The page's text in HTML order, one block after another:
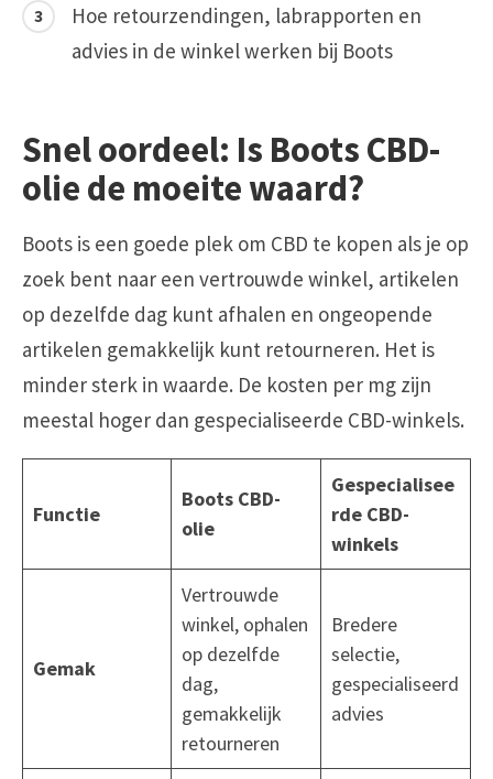
Hoe retourzendingen, labrapporten en
advies in de winkel werken bij Boots
Snel oordeel: Is Boots CBD-
olie de moeite waard?
Boots is een goede plek om CBD te kopen als je op
zoek bent naar een vertrouwde winkel, artikelen
op dezelfde dag kunt afhalen en ongeopende
artikelen gemakkelijk kunt retourneren. Het is
minder sterk in waarde. De kosten per mg zijn
meestal hoger dan gespecialiseerde CBD-winkels.
Functie
Boots CBD-
olie
Gespecialisee
rde CBD-
winkels
Gemak
Vertrouwde
winkel, ophalen
op dezelfde
dag,
gemakkelijk
retourneren
Bredere
selectie,
gespecialiseerd
advies